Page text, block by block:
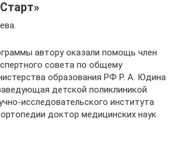
автору оказали помощь член
совета по общему
обра­зования РФ Р. А. Юдина
детской поли­клиникой
исследовательского института
доктор медицинских наук